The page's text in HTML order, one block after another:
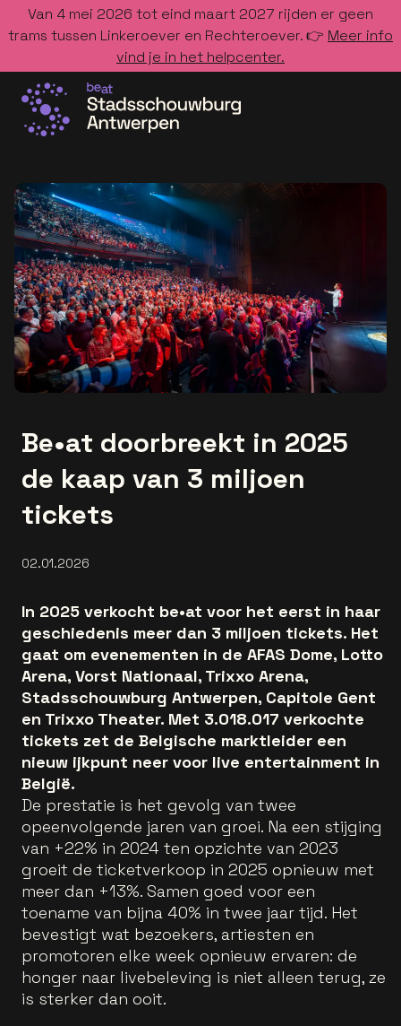
Van 4 mei 2026 tot eind maart 2027 rijden er geen
trams tussen Linkeroever en Rechteroever. 👉 Meer info
vind je in het helpcenter.
Be•at doorbreekt in 2025
de kaap van 3 miljoen
tickets
02.01.2026
In 2025 verkocht be•at voor het eerst in haar
geschiedenis meer dan 3 miljoen tickets. Het
gaat om evenementen in de AFAS Dome, Lotto
Arena, Vorst Nationaal, Trixxo Arena,
Stadsschouwburg Antwerpen, Capitole Gent
en Trixxo Theater. Met 3.018.017 verkochte
tickets zet de Belgische marktleider een
nieuw ijkpunt neer voor live entertainment in
België.
De prestatie is het gevolg van twee
opeenvolgende jaren van groei. Na een stijging
van +22% in 2024 ten opzichte van 2023
groeit de ticketverkoop in 2025 opnieuw met
meer dan +13%. Samen goed voor een
toename van bijna 40% in twee jaar tijd. Het
bevestigt wat bezoekers, artiesten en
promotoren elke week opnieuw ervaren: de
honger naar livebeleving is niet alleen terug, ze
is sterker dan ooit.